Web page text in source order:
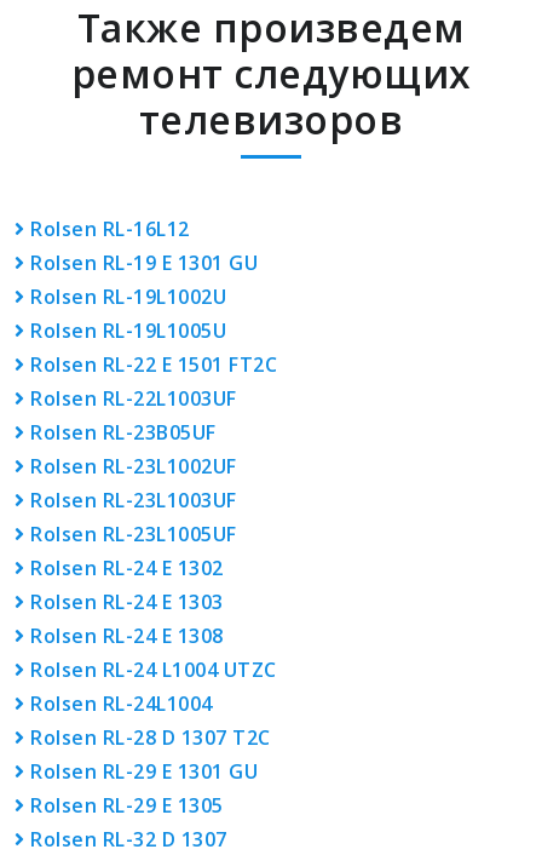
Также произведем
ремонт следующих
телевизоров
Rolsen RL-16L12
Rolsen RL-19 E 1301 GU
Rolsen RL-19L1002U
Rolsen RL-19L1005U
Rolsen RL-22 E 1501 FT2C
Rolsen RL-22L1003UF
Rolsen RL-23B05UF
Rolsen RL-23L1002UF
Rolsen RL-23L1003UF
Rolsen RL-23L1005UF
Rolsen RL-24 E 1302
Rolsen RL-24 E 1303
Rolsen RL-24 E 1308
Rolsen RL-24 L1004 UTZC
Rolsen RL-24L1004
Rolsen RL-28 D 1307 T2C
Rolsen RL-29 E 1301 GU
Rolsen RL-29 E 1305
Rolsen RL-32 D 1307